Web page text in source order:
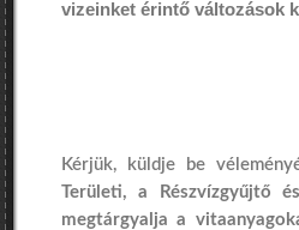
vizeinket érintő változások
Kérjük, küldje be
Területi, a Részvízgyűjtő
megtárgyalja a